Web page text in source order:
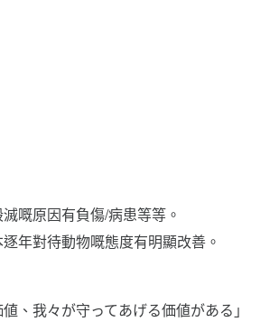
嘅原因有負傷/病患等等。
年對待動物嘅態度有明顯改善。
、我々が守ってあげる価値がある」